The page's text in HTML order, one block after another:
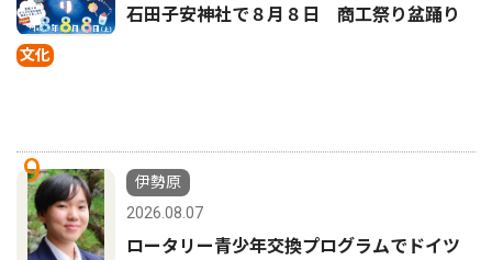
文化
石田子安神社で８月８日 商工祭り盆踊り
9
伊勢原
2026.08.07
ロータリー青少年交換プログラムでドイツ